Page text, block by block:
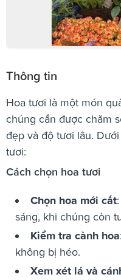
Thông tin
Hoa tươi là một món
chúng cần được chăm
đẹp và độ tươi lâu.
tươi:
Cách chọn hoa tươi
Chọn hoa mới cắt
sáng, khi chúng còn
Kiểm tra cành hoa
không bị héo.
Xem xét lá và